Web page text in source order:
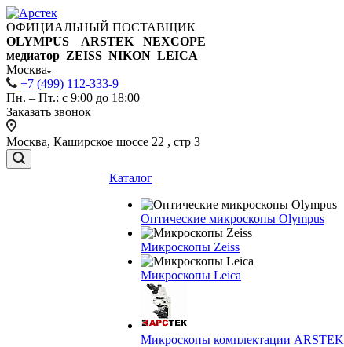
ОФИЦИАЛЬНЫЙ ПОСТАВЩИК
OLYMPUS ARSTEK NEXCOPE
медиатор ZEISS NIKON LEICA
Москва
+7 (499) 112-333-9
Пн. – Пт.: с 9:00 до 18:00
Заказать звонок
Москва, Каширское шоссе 22 , стр 3
Каталог
Оптические микроскопы Olympus
Микроскопы Zeiss
Микроскопы Leica
Микроскопы комплектации ARSTEK